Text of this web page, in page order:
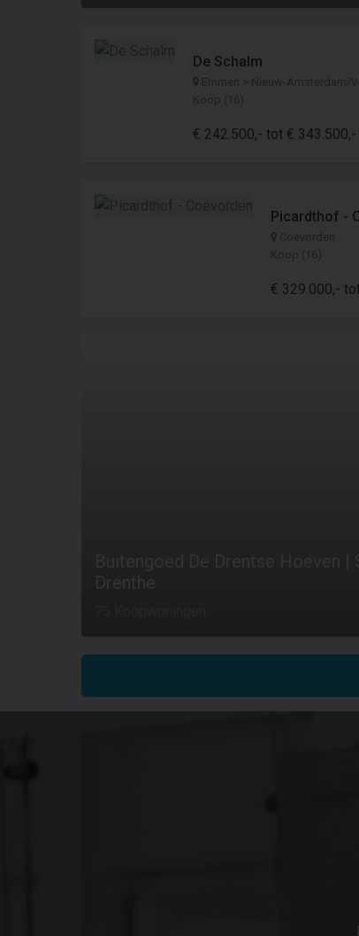
De Schalm
Emmen > Nieuw-Amsterdam/
Koop (16)
€ 242.500,- tot € 343.500,-
Picardthof -
Coevorden
Koop (16)
€ 329.000,-